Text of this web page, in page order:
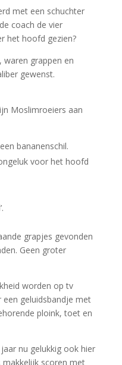
met een schuchter
coach de vier
het hoofd gezien?
waren grappen en
gewenst.
Moslimroeiers aan
bananenschil.
voor het hoofd
grapjes gevonden
Geen groter
worden op tv
geluidsbandje met
ploink, toet en
nu gelukkig ook hier
makkelijk scoren met